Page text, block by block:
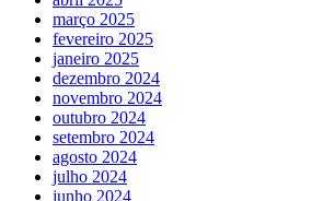
março 2025
fevereiro 2025
janeiro 2025
dezembro 2024
novembro 2024
outubro 2024
setembro 2024
agosto 2024
julho 2024
junho 2024